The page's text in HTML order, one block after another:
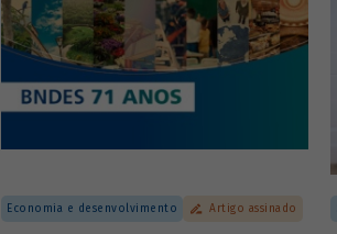
Economia e desenvolvimento Artigo assinado